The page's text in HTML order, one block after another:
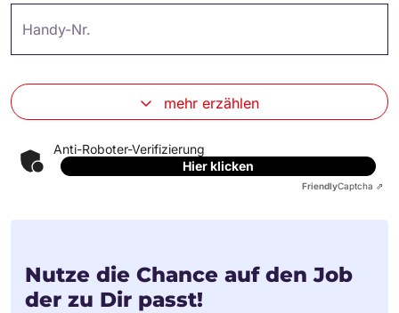
Handy-Nr.
mehr erzählen
Anti-Roboter-Verifizierung
Hier klicken
FriendlyCaptcha ⇗
Nutze die Chance auf den Job
der zu Dir passt!